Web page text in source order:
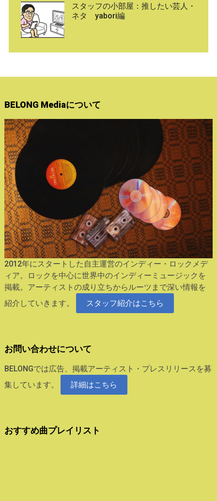
スタッフの小部屋：推したい芸人・
ネタ yabori編
BELONG Mediaについて
2012年にスタートした自主運営のインディー・ロックメデ
ィア。ロックを中心に世界中のインディーミュージックを
掲載。アーティストの成り立ちからルーツまで深い情報を
紹介していきます。
スタッフ紹介はこちら
お問い合わせについて
BELONGでは広告、掲載アーティスト・プレスリリースを募
集しています。
詳細はこちら
おすすめ曲プレイリスト